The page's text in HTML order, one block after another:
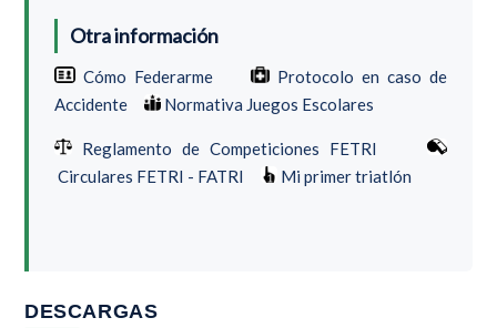
Otra información
Cómo Federarme
Protocolo en caso de
Accidente
Normativa Juegos Escolares
Reglamento de Competiciones FETRI
Circulares FETRI - FATRI
Mi primer triatlón
DESCARGAS